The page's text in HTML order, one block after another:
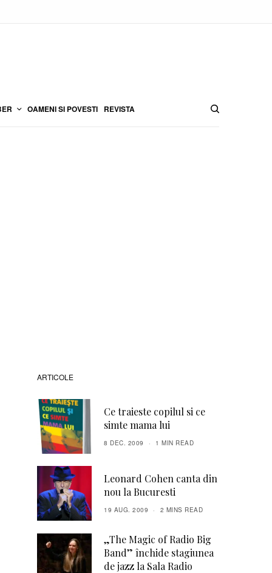
OAMENI SI POVESTI REVISTA
ARTICOLE
Ce traieste copilul si ce
simte mama lui
8 DEC. 2009 1 MIN READ
Leonard Cohen canta din
nou la Bucuresti
19 AUG. 2009 2 MINS READ
„The Magic of Radio Big
Band” închide stagiunea
de jazz la Sala Radio